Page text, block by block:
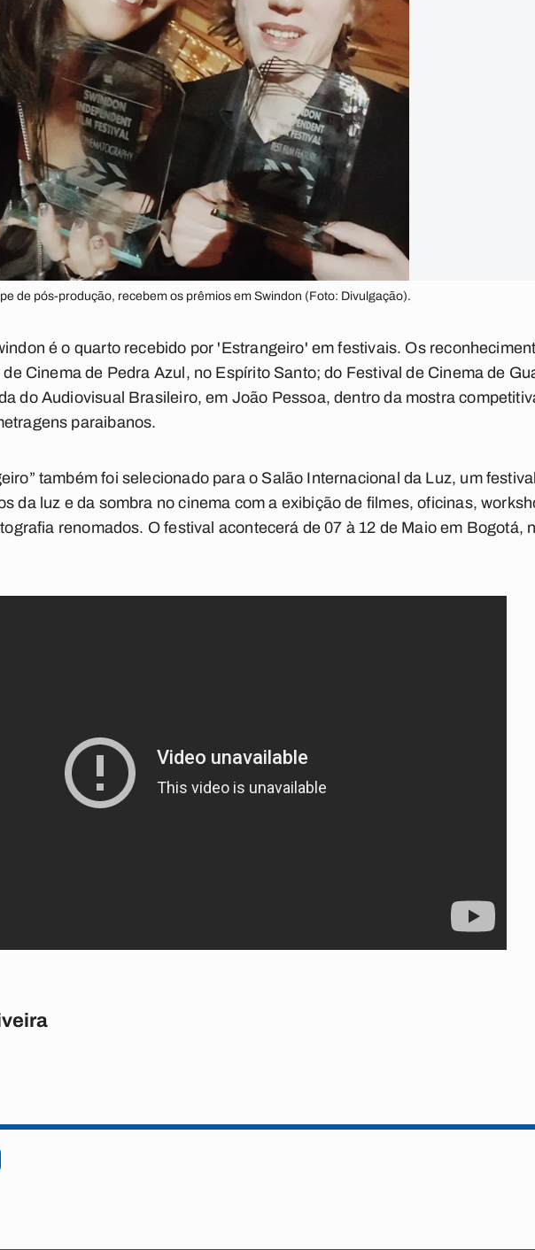
de pós-produção, recebem os prêmios em Swindon (Foto: Divulgação).
é o quarto recebido por 'Estrangeiro' em festivais. Os
Cinema de Pedra Azul, no Espírito Santo; do Festival de Cinema de
do Audiovisual Brasileiro, em João Pessoa, dentro da mostra
paraibanos.
também foi selecionado para o Salão Internacional da Luz, um
da luz e da sombra no cinema com a exibição de filmes, oficinas,
renomados. O festival acontecerá de 07 à 12 de Maio em Bogotá,